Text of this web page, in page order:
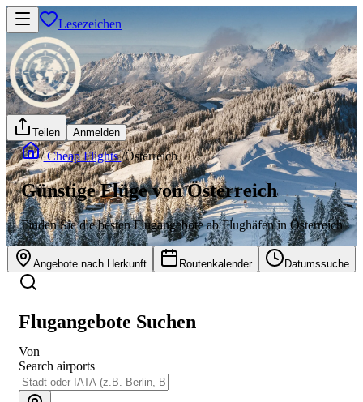
Lesezeichen
Teilen Anmelden
/Cheap Flights/Österreich
Günstige Flüge von Österreich
Finden Sie die besten Flugangebote ab Flughäfen in Österreich
Angebote nach Herkunft Routenkalender Datumssuche
Flugangebote Suchen
Von
Search airports